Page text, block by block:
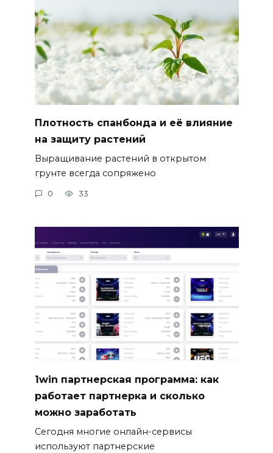
Плотность спанбонда и её влияние
на защиту растений
Выращивание растений в открытом
грунте всегда сопряжено
0 33
1win партнерская программа: как
работает партнерка и сколько
можно заработать
Сегодня многие онлайн-сервисы
используют партнерские